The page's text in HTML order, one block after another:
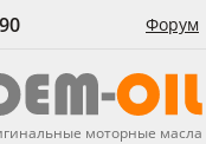
Форум
моторные масла